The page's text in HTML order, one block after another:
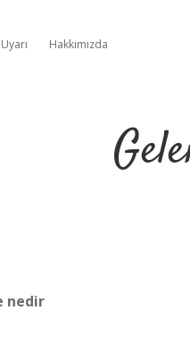
Hakkımızda
nedir